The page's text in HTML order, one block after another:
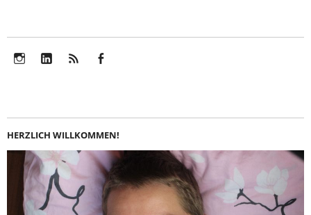
HERZLICH WILLKOMMEN!